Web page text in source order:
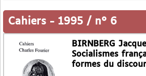
Cahiers - 1995 / n° 6
BIRNBERG
Socialismes
formes du